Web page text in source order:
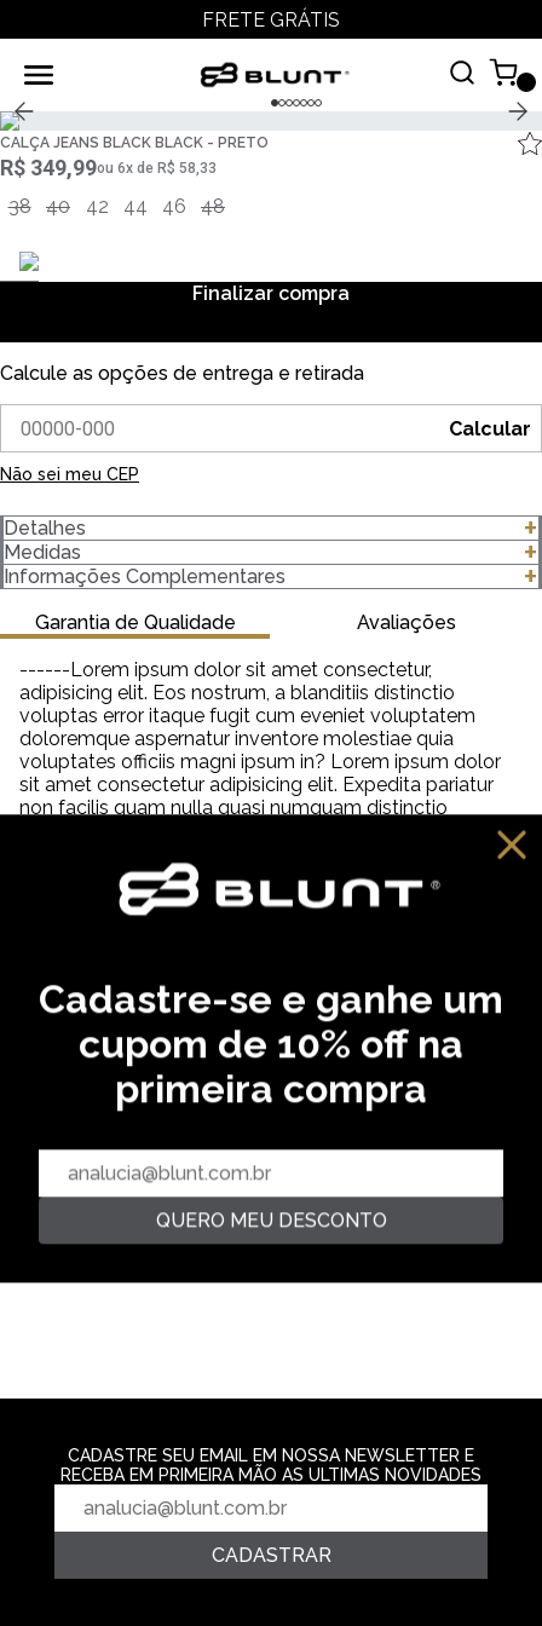
FRETE GRÁTIS
CALÇA JEANS BLACK BLACK - PRETO
R$ 349,99ou 6x de R$ 58,33
38 40 42 44 46 48
Finalizar compra
Calcule as opções de entrega e retirada
Calcular
Não sei meu CEP
Detalhes
- Modelagem baggy
- Com bolso cargo
- 100% algodão
Importante saber:
As cores podem ter algumas variações de acordo com o
monitor ou dispositivo que está utilizando.
Medidas
clique para abrir as medidas
Informações Complementares
Garantia de Qualidade
------Lorem ipsum dolor sit amet consectetur,
adipisicing elit. Eos nostrum, a blanditiis distinctio
voluptas error itaque fugit cum eveniet voluptatem
doloremque aspernatur inventore molestiae quia
voluptates officiis magni ipsum in? Lorem ipsum dolor
sit amet consectetur adipisicing elit. Expedita pariatur
non facilis quam nulla quasi numquam distinctio
saepe neque unde labore illum dolor provident. Lorem
ipsum dolor sit amet consectetur adipisicing elit. Aut
distinctio adipisci hic molestiae, amet quibusdam
cupiditate inventore fugit eveniet aliquam similique
Avaliações
VOCÊ PODE GOSTAR
CALÇA UNIFORME OFICIAL -
5‌x de R$ 59,99
CALÇA CARGO FRAME - KAKI
6‌x de R$ 66,66
6‌x de R$
Cadastre-se e ganhe um
cupom de 10% off na
primeira compra
QUERO MEU DESCONTO
CADASTRE SEU EMAIL EM NOSSA NEWSLETTER E
RECEBA EM PRIMEIRA MÃO AS ULTIMAS NOVIDADES
CADASTRAR